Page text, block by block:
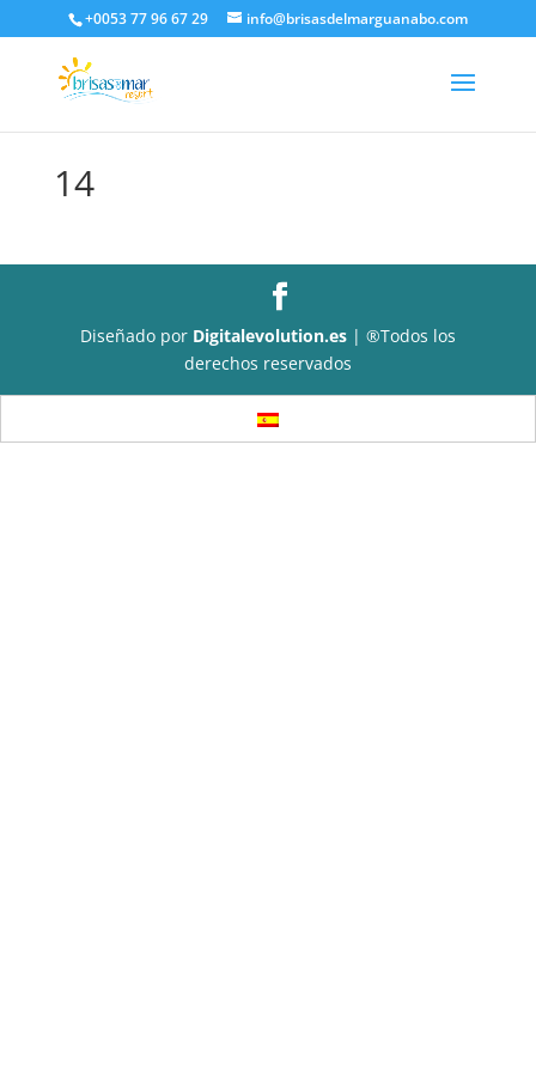
+0053 77 96 67 29 info@brisasdelmarguanabo.com
14
Diseñado por Digitalevolution.es| ®Todos los
derechos reservados